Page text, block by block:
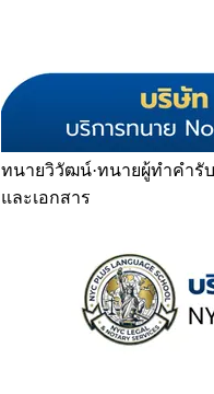
ทนายวิวัฒน์·ทนายผู้ทำคำรั
และเอกสาร